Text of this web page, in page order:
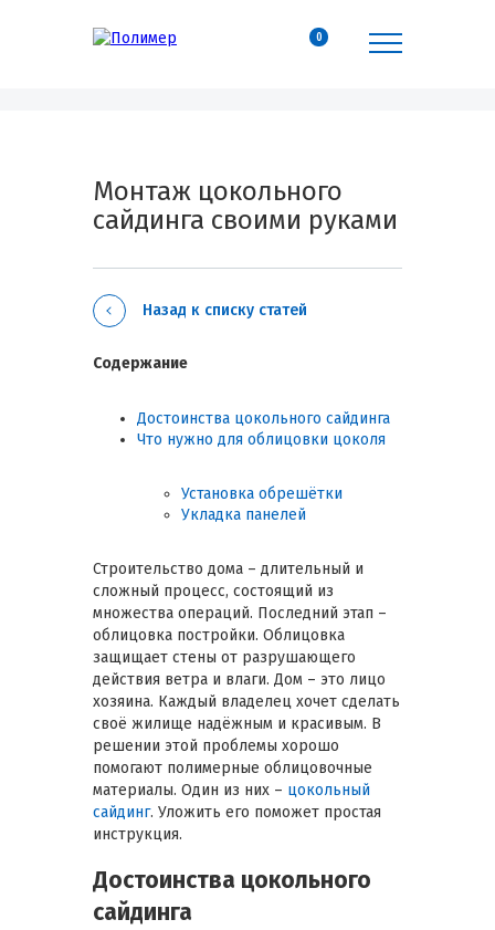
0
Монтаж цокольного
сайдинга своими руками
Назад к списку статей
Содержание
Достоинства цокольного сайдинга
Что нужно для облицовки цоколя
Установка обрешётки
Укладка панелей
Строительство дома – длительный и
сложный процесс, состоящий из
множества операций. Последний этап –
облицовка постройки. Облицовка
защищает стены от разрушающего
действия ветра и влаги. Дом – это лицо
хозяина. Каждый владелец хочет сделать
своё жилище надёжным и красивым. В
решении этой проблемы хорошо
помогают полимерные облицовочные
материалы. Один из них – цокольный
сайдинг. Уложить его поможет простая
инструкция.
Достоинства цокольного
сайдинга